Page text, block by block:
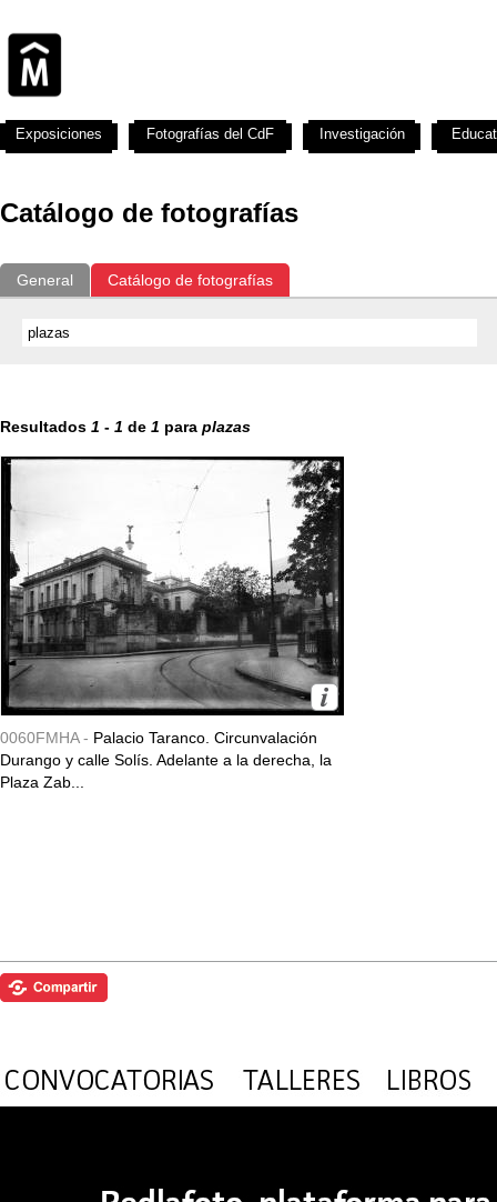
Catálogo de fotografías
General Catálogo de fotografías
Resultados 1 - 1 de 1 para plazas
0060FMHA - Palacio Taranco. Circunvalación
Durango y calle Solís. Adelante a la derecha, la
Plaza Zab...
Exposiciones Fotografías del CdF Investigación